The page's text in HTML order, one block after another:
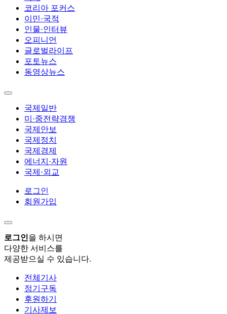
코리아 포커스
이민·국적
인물·인터뷰
오피니언
글로벌라이프
포토뉴스
동영상뉴스
국제일반
미·중전략경쟁
국제안보
국제정치
국제경제
에너지·자원
국제·외교
로그인
회원가입
로그인을 하시면
다양한 서비스를
제공받으실 수 있습니다.
전체기사
정기구독
후원하기
기사제보